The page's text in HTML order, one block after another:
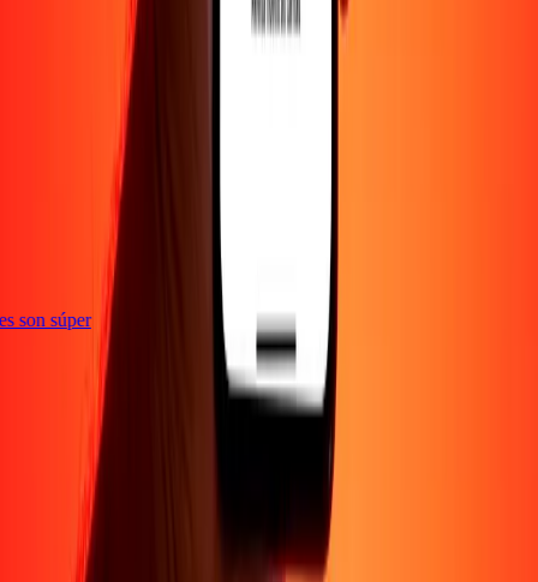
son súper
Blog Corporativo